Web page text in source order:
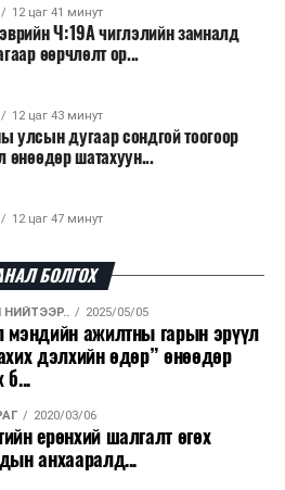
12 цаг 41 минут
Ч:19А чиглэлийн замналд
өөрчлөлт ор...
12 цаг 43 минут
улсын дугаар сондгой тоогоор
өнөөдөр шатахуун...
12 цаг 47 минут
компанийн ерөнхий
автомашиныг дэлбэлжээ...
тав хоногт 10 мянга гаруй
автобензин и...
БОЛГОХ
2025/05/05
мэндийн ажилтны гарын эрүүл
дэлхийн өдөр” өнөөдөр
б...
2020/03/06
ерөнхий шалгалт өгөх
анхааралд...